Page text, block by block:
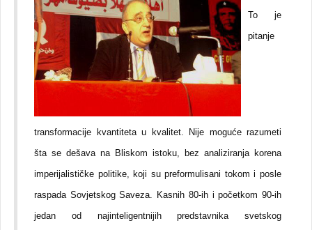
To je
pitanje
transformacije kvantiteta u kvalitet. Nije moguće razumeti
šta se dešava na Bliskom istoku, bez analiziranja korena
imperijalističke politike, koji su preformulisani tokom i posle
raspada Sovjetskog Saveza. Kasnih 80-ih i početkom 90-ih
jedan od najinteligentnijih predstavnika svetskog